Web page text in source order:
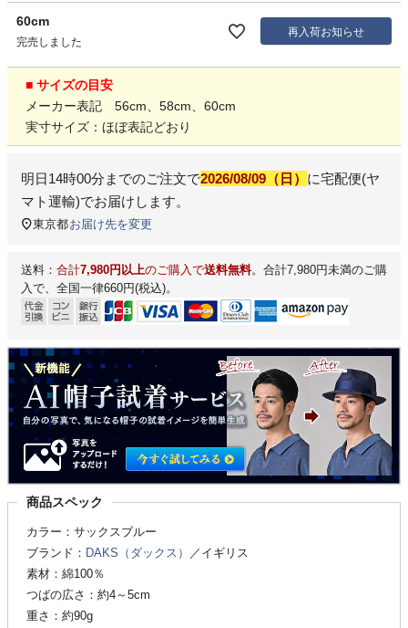
60cm
完売しました
再入荷お知らせ
■ サイズの目安
メーカー表記 56cm、58cm、60cm
実寸サイズ：ほぼ表記どおり
明日14時00分 までのご注文で2026/08/09（日） に宅配便(ヤ
マト運輸)でお届けします。
東京都お届け先を変更
送料： 合計7,980円以上のご購入で送料無料。合計7,980円未満のご購
入で、全国一律660円(税込)。
商品スペック
カラー：サックスブルー
ブランド： DAKS（ダックス）
／イギリス
素材：綿100％
つばの広さ：約4～5cm
重さ：約90g